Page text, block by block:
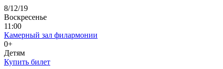
8/12/19
Воскресенье
11:00
Камерный зал филармонии
0+
Детям
Купить билет